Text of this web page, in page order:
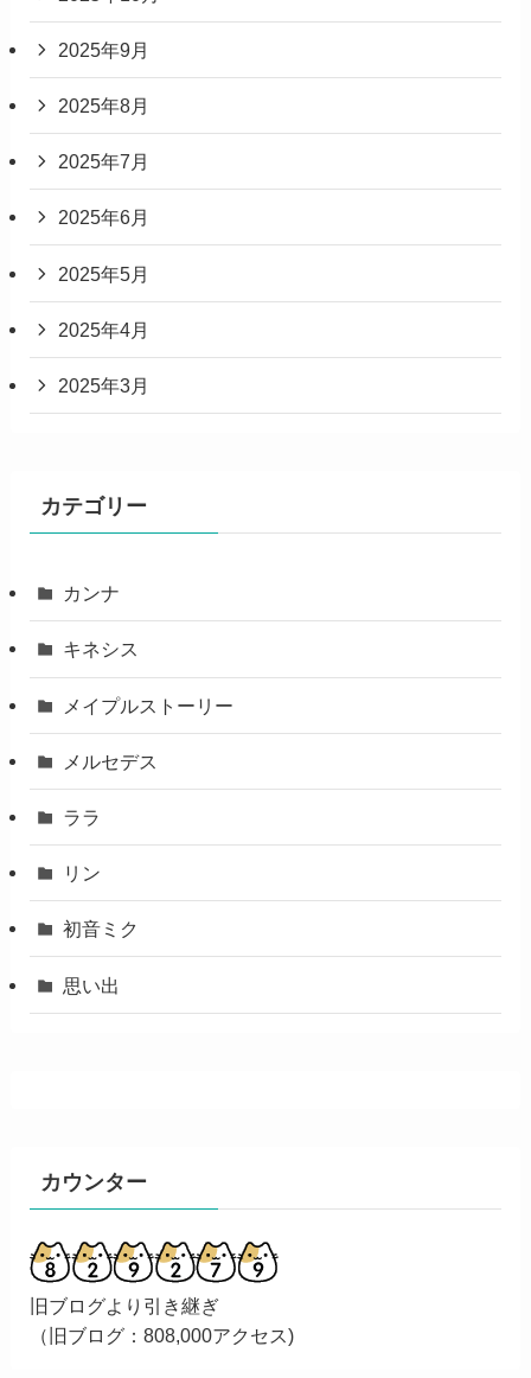
2025年9月
2025年8月
2025年7月
2025年6月
2025年5月
2025年4月
2025年3月
カテゴリー
カンナ
キネシス
メイプルストーリー
メルセデス
ララ
リン
初音ミク
思い出
カウンター
旧ブログより引き継ぎ
（旧ブログ：808,000アクセス)